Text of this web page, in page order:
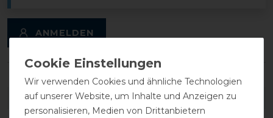
ANMELDEN
DETAILS ZUR PRODUKTSICHERHEIT
Wir verwenden Cookies und ähnliche Technologien
auf unserer Website, um Inhalte und Anzeigen zu
personalisieren, Medien von Drittanbietern